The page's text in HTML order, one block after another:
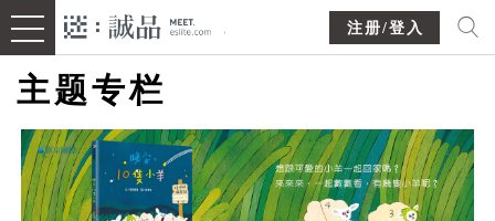
注册/登入
主题专栏